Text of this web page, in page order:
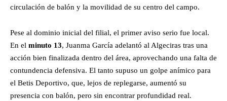
circulación de balón y la movilidad de su centro del campo.
Pese al dominio inicial del filial, el primer aviso serio fue local.
En el minuto 13, Juanma García adelantó al Algeciras tras una
acción bien finalizada dentro del área, aprovechando una falta de
contundencia defensiva. El tanto supuso un golpe anímico para
el Betis Deportivo, que, lejos de replegarse, aumentó su
presencia con balón, pero sin encontrar profundidad real.